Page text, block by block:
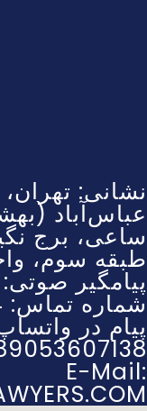
نشانی: تهران،
عباس‌آباد
طبقه سوم، واحد
پیامگیر صوتی: 02186095094
شماره تماس: 02188729554
پیام در
E-Mail: